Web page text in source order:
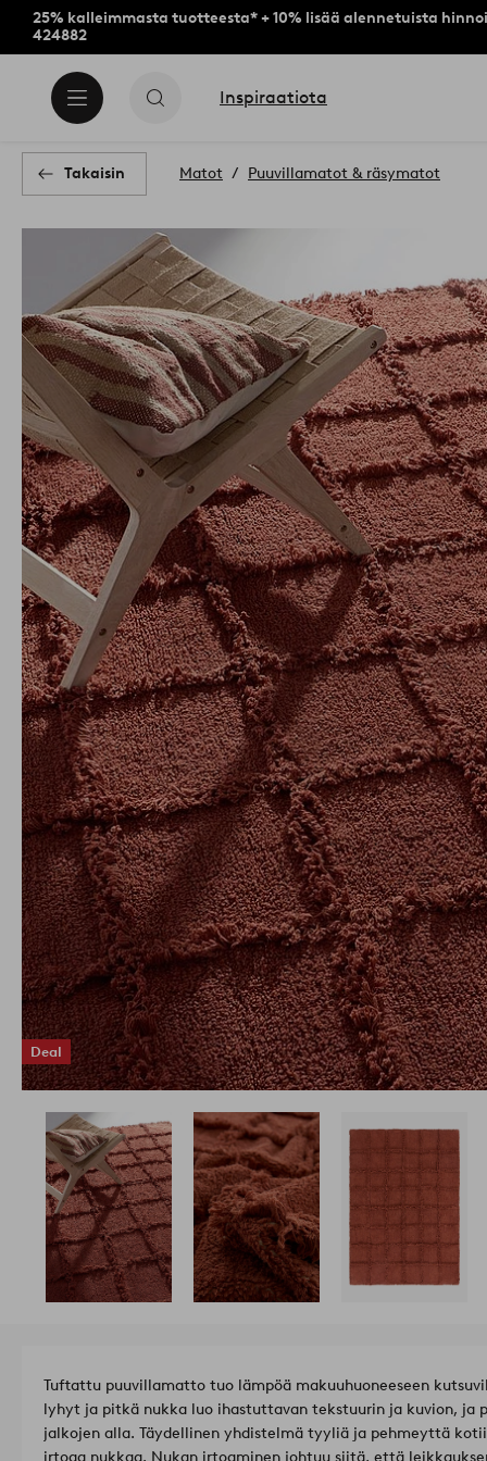
25% kalleimmasta tuotteesta* + 10% lisää alennetuista
424882
Inspiraatiota
Takaisin Matot Puuvillamatot & räsymatot
Deal
Tuftattu puuvillamatto tuo lämpöä makuuhuoneeseen
lyhyt ja pitkä nukka luo ihastuttavan tekstuurin ja kuvion, ja
jalkojen alla. Täydellinen yhdistelmä tyyliä ja pehmeyttä
irtoaa nukkaa. Nukan irtoaminen johtuu siitä, että